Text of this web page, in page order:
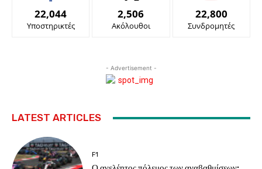
22,044
Υποστηρικτές
2,506
Ακόλουθοι
22,800
Συνδρομητές
- Advertisement -
LATEST ARTICLES
F1